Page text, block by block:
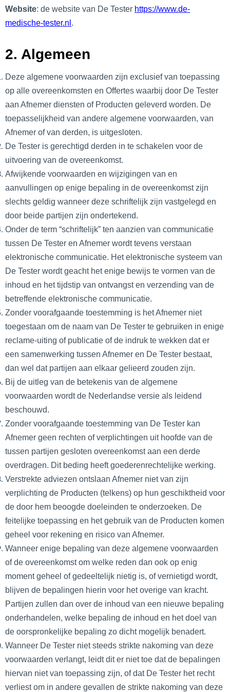
Website: de website van De Tester https://www.de-
medische-tester.nl .
2. Algemeen
Deze algemene voorwaarden zijn exclusief van toepassing
op alle overeenkomsten en Offertes waarbij door De Tester
aan Afnemer diensten of Producten geleverd worden. De
toepasselijkheid van andere algemene voorwaarden, van
Afnemer of van derden, is uitgesloten.
De Tester is gerechtigd derden in te schakelen voor de
uitvoering van de overeenkomst.
Afwijkende voorwaarden en wijzigingen van en
aanvullingen op enige bepaling in de overeenkomst zijn
slechts geldig wanneer deze schriftelijk zijn vastgelegd en
door beide partijen zijn ondertekend.
Onder de term “schriftelijk” ten aanzien van communicatie
tussen De Tester en Afnemer wordt tevens verstaan
elektronische communicatie. Het elektronische systeem van
De Tester wordt geacht het enige bewijs te vormen van de
inhoud en het tijdstip van ontvangst en verzending van de
betreffende elektronische communicatie.
Zonder voorafgaande toestemming is het Afnemer niet
toegestaan om de naam van De Tester te gebruiken in enige
reclame-uiting of publicatie of de indruk te wekken dat er
een samenwerking tussen Afnemer en De Tester bestaat,
dan wel dat partijen aan elkaar gelieerd zouden zijn.
Bij de uitleg van de betekenis van de algemene
voorwaarden wordt de Nederlandse versie als leidend
beschouwd.
Zonder voorafgaande toestemming van De Tester kan
Afnemer geen rechten of verplichtingen uit hoofde van de
tussen partijen gesloten overeenkomst aan een derde
overdragen. Dit beding heeft goederenrechtelijke werking.
Verstrekte adviezen ontslaan Afnemer niet van zijn
verplichting de Producten (telkens) op hun geschiktheid voor
de door hem beoogde doeleinden te onderzoeken. De
feitelijke toepassing en het gebruik van de Producten komen
geheel voor rekening en risico van Afnemer.
Wanneer enige bepaling van deze algemene voorwaarden
of de overeenkomst om welke reden dan ook op enig
moment geheel of gedeeltelijk nietig is, of vernietigd wordt,
blijven de bepalingen hierin voor het overige van kracht.
Partijen zullen dan over de inhoud van een nieuwe bepaling
onderhandelen, welke bepaling de inhoud en het doel van
de oorspronkelijke bepaling zo dicht mogelijk benadert.
Wanneer De Tester niet steeds strikte nakoming van deze
voorwaarden verlangt, leidt dit er niet toe dat de bepalingen
hiervan niet van toepassing zijn, of dat De Tester het recht
verliest om in andere gevallen de strikte nakoming van deze